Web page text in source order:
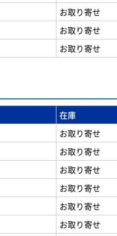
お取り寄せ
お取り寄せ
お取り寄せ
在庫
お取り寄せ
お取り寄せ
お取り寄せ
お取り寄せ
お取り寄せ
お取り寄せ